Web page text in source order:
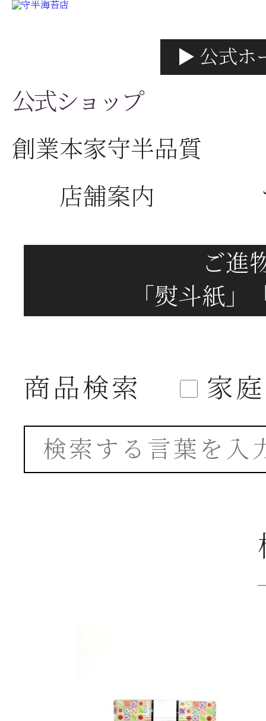
公式ショップ
▶ 公式ホ
創業本家守半品質
店舗案内
ご進
「熨斗紙
商品検索 家